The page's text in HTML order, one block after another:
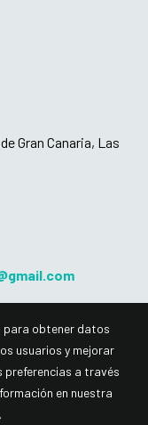
Gran Canaria, Las
para obtener datos
usuarios y mejorar
preferencias a través
en nuestra
.